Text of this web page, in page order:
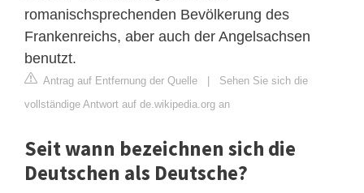
romanischsprechenden Bevölkerung des
Frankenreichs, aber auch der Angelsachsen
benutzt.
Antrag auf Entfernung der Quelle
Sehen Sie sich die
vollständige Antwort auf de.wikipedia.org an
Seit wann bezeichnen sich die
Deutschen als Deutsche?